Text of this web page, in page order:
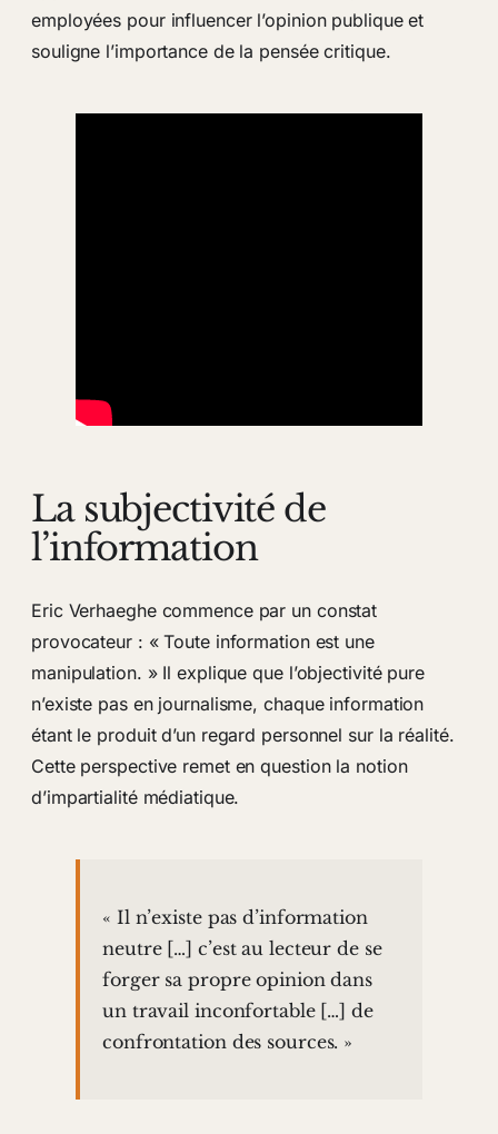
employées pour influencer l’opinion publique et
souligne l’importance de la pensée critique.
La subjectivité de
l’information
Eric Verhaeghe commence par un constat
provocateur : « Toute information est une
manipulation. » Il explique que l’objectivité pure
n’existe pas en journalisme, chaque information
étant le produit d’un regard personnel sur la réalité.
Cette perspective remet en question la notion
d’impartialité médiatique.
« Il n’existe pas d’information
neutre […] c’est au lecteur de se
forger sa propre opinion dans
un travail inconfortable […] de
confrontation des sources. »